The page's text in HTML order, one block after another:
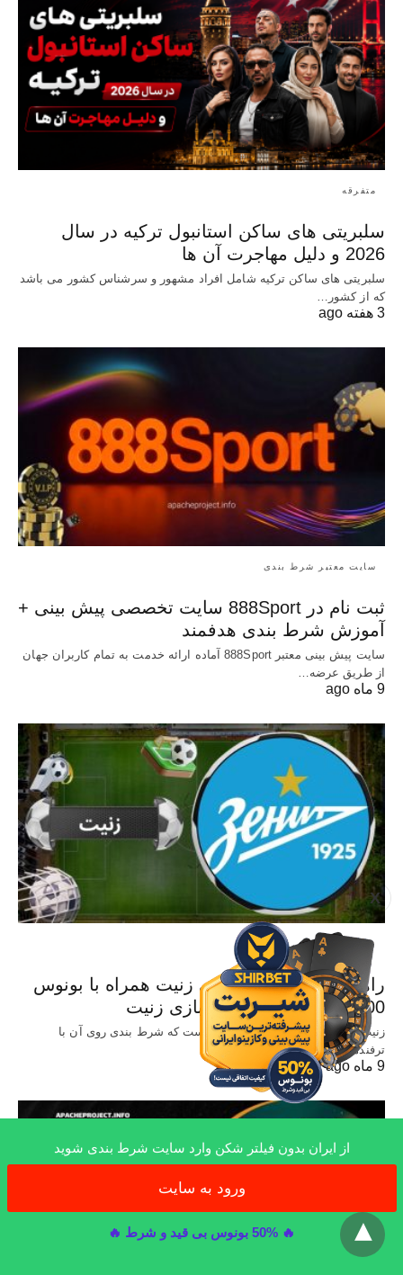
X
متفرقه
سلبریتی های ساکن استانبول ترکیه در سال
2026 و دلیل مهاجرت آن ها
سلبریتی های ساکن ترکیه شامل افراد مشهور و سرشناس کشور می باشد
که از کشور…
3 هفته ago
سایت معتبر شرط بندی
ثبت نام در 888Sport سایت تخصصی پیش بینی +
آموزش شرط بندی هدفمند
سایت پیش بینی معتبر 888Sport آماده ارائه خدمت به تمام کاربران جهان
از طریق عرضه…
9 ماه ago
بازی های ورزشی
راهنمای شرط بندی روی زنیت همراه با بونوس
200 درصد و پخش زنده بازی زنیت
زنیت یکی از تیم های فوتبال روسیه است که شرط بندی روی آن با
ترفندهای…
9 ماه ago
از ایران بدون فیلتر شکن وارد سایت شرط بندی شوید
ورود به سایت
🔥 50% بونوس بی قید و شرط 🔥